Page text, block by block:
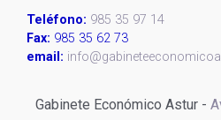
Teléfono: 985 35 97 14
Fax: 985 35 62 73
email:
Gabinete Económico Astur -